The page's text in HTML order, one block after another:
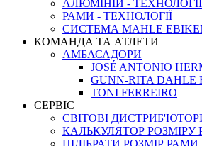
АЛЮМІНІЙ - ТЕХНОЛОГІЇ
РАМИ - ТЕХНОЛОГІЇ
СИСТЕМА MAHLE
КОМАНДА ТА АТЛЕТИ
АМБАСАДОРИ
JOSÉ ANTONIO
GUNN-RITA DAHLE
TONI FERREIRO
СЕРВІС
СВІТОВІ
КАЛЬКУЛЯТОР РОЗМIРУ
ПІДІБРАТИ РОЗМІР РАМИ